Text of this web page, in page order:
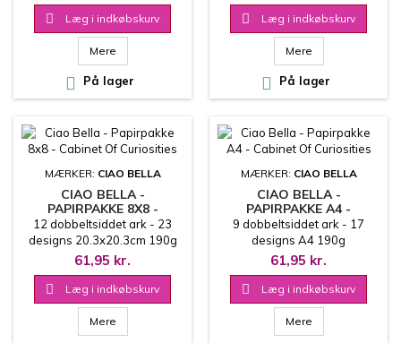
 Læg i indkøbskurv
Mere
 På lager
 Læg i indkøbskurv
Mere
 På lager
MÆRKER: CIAO BELLA
CIAO BELLA -
PAPIRPAKKE 8X8 -
CABINET OF CURIOSITIES
12 dobbeltsiddet ark - 23
designs 20.3x20.3cm 190g
61,95 kr.
 Læg i indkøbskurv
Mere
MÆRKER: CIAO BELLA
CIAO BELLA -
PAPIRPAKKE A4 -
CABINET OF CURIOSITIES
9 dobbeltsiddet ark - 17
designs A4 190g
61,95 kr.
 Læg i indkøbskurv
Mere